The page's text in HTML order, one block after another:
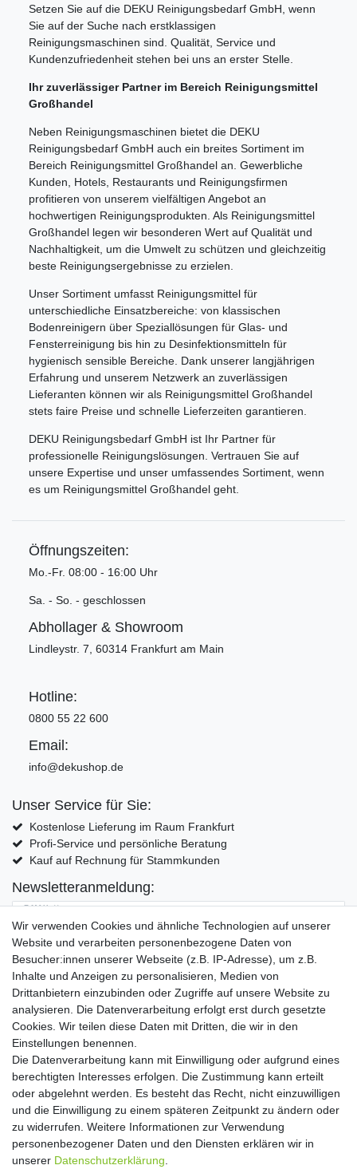
Setzen Sie auf die DEKU Reinigungsbedarf GmbH, wenn
Sie auf der Suche nach erstklassigen
Reinigungsmaschinen sind. Qualität, Service und
Kundenzufriedenheit stehen bei uns an erster Stelle.
Ihr zuverlässiger Partner im Bereich Reinigungsmittel
Großhandel
Neben Reinigungsmaschinen bietet die DEKU
Reinigungsbedarf GmbH auch ein breites Sortiment im
Bereich Reinigungsmittel Großhandel an. Gewerbliche
Kunden, Hotels, Restaurants und Reinigungsfirmen
profitieren von unserem vielfältigen Angebot an
hochwertigen Reinigungsprodukten. Als Reinigungsmittel
Großhandel legen wir besonderen Wert auf Qualität und
Nachhaltigkeit, um die Umwelt zu schützen und gleichzeitig
beste Reinigungsergebnisse zu erzielen.
Unser Sortiment umfasst Reinigungsmittel für
unterschiedliche Einsatzbereiche: von klassischen
Bodenreinigern über Speziallösungen für Glas- und
Fensterreinigung bis hin zu Desinfektionsmitteln für
hygienisch sensible Bereiche. Dank unserer langjährigen
Erfahrung und unserem Netzwerk an zuverlässigen
Lieferanten können wir als Reinigungsmittel Großhandel
stets faire Preise und schnelle Lieferzeiten garantieren.
DEKU Reinigungsbedarf GmbH ist Ihr Partner für
professionelle Reinigungslösungen. Vertrauen Sie auf
unsere Expertise und unser umfassendes Sortiment, wenn
es um Reinigungsmittel Großhandel geht.
Öffnungszeiten:
Mo.-Fr. 08:00 - 16:00 Uhr
Sa. - So. - geschlossen
Abhollager & Showroom
Lindleystr. 7, 60314 Frankfurt am Main
Hotline:
0800 55 22 600
Email:
info@dekushop.de
Unser Service für Sie:
Kostenlose Lieferung im Raum Frankfurt
Profi-Service und persönliche Beratung
Kauf auf Rechnung für Stammkunden
Newsletteranmeldung:
E-MAIL **
Hiermit bestätige ich, dass ich die Daten­schutz­erklärung
Einwilligung kann ich jederzeit widerrufen.**
Abonnieren
** Hierbei handelt es sich um ein Pflichtfeld.
Widerrufs­recht Widerrufs­formular Impressum
Daten­schutz­erklärung AGB Kontakt
Wir verwenden Cookies und ähnliche Technologien auf unserer
Website und verarbeiten personenbezogene Daten von
Besucher:innen unserer Webseite (z.B. IP-Adresse), um z.B.
Inhalte und Anzeigen zu personalisieren, Medien von
Drittanbietern einzubinden oder Zugriffe auf unsere Website zu
analysieren. Die Datenverarbeitung erfolgt erst durch gesetzte
Cookies. Wir teilen diese Daten mit Dritten, die wir in den
Einstellungen benennen.
Die Datenverarbeitung kann mit Einwilligung oder aufgrund eines
berechtigten Interesses erfolgen. Die Zustimmung kann erteilt
oder abgelehnt werden. Es besteht das Recht, nicht einzuwilligen
und die Einwilligung zu einem späteren Zeitpunkt zu ändern oder
zu widerrufen. Weitere Informationen zur Verwendung
personenbezogener Daten und den Diensten erklären wir in
unserer Daten­schutz­erklärung